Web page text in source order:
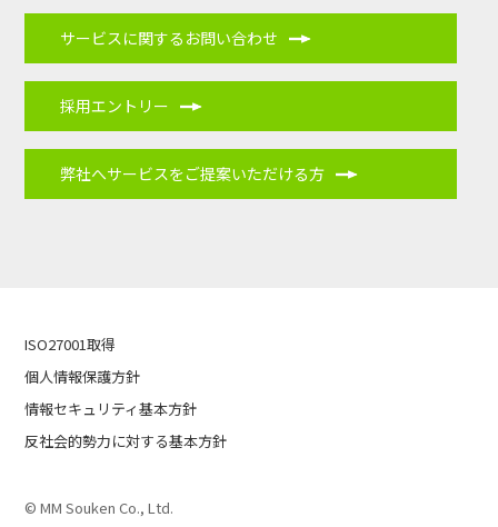
サービスに関するお問い合わせ
採用エントリー
弊社へサービスをご提案いただける方
ISO27001取得
個人情報保護方針
情報セキュリティ基本方針
反社会的勢力に対する基本方針
© MM Souken Co., Ltd.